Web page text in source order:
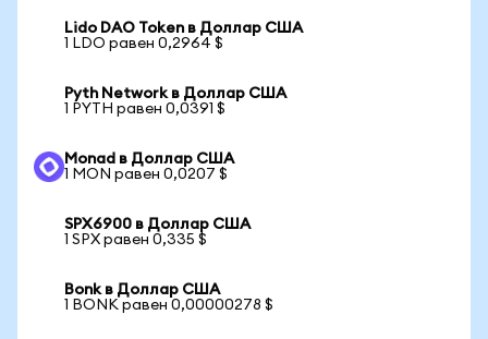
Lido DAO Token в Доллар США
1 LDO равен 0,2964 $
Pyth Network в Доллар США
1 PYTH равен 0,0391 $
Monad в Доллар США
1 MON равен 0,0207 $
SPX6900 в Доллар США
1 SPX равен 0,335 $
Bonk в Доллар США
1 BONK равен 0,00000278 $